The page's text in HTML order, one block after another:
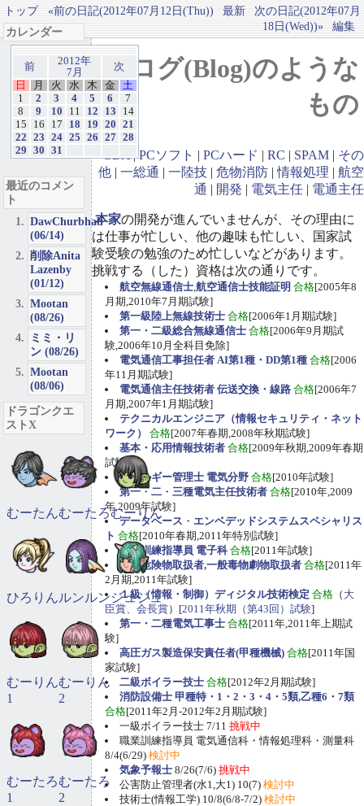
トップ «前の日記(2012年07月12日(Thu)) 最新
次の日記(2012年07月
18日(Wed))»
編集
ブログ(Blog)のような
もの
GBA|PCソフト | PCハード | RC | SPAM | その
他 | 一総通 | 一陸技 | 危物消防 |情報処理 | 航空
通 | 開発 | 電気主任 | 電通主任
本家の開発が進んでいませんが、その理由に
は仕事が忙しい、他の趣味も忙しい、国家試
験受験の勉強のため忙しいなどがあります。
挑戦する（した）資格は次の通りです。
航空無線通信士,航空通信士技能証明 合格[2005年8
月期,2010年7月期試験]
第一級陸上無線技術士 合格[2006年1月期試験]
第一・二級総合無線通信士 合格[2006年9月期試
験,2006年10月全科目免除]
電気通信工事担任者 AI第1種・DD第1種 合格[2006
年11月期試験]
電気通信主任技術者 伝送交換・線路 合格[2006年7
月期,2007年1月期試験]
テクニカルエンジニア（情報セキュリティ・ネット
ワーク）
合格[2007年春期,2008年秋期試験]
基本・応用情報技術者 合格[2009年秋期,2009年春期
試験]
エネルギー管理士 電気分野 合格[2010年試験]
第一・二 ・ 三種電気主任技術者 合格[2010年,2009
年,2009年試験]
データベース ・ エンベデッドシステムスペシャリス
ト 合格[2010年春期,2011年特別試験]
職業訓練指導員 電子科 合格[2011年試験]
甲種危険物取扱者,一般毒物劇物取扱者 合格[2011年
2月期,2011年試験]
１級（情報・制御）ディジタル技術検定 合格 （ 大
臣賞、会長賞）[2011年秋期（第43回）試験]
第一・二種電気工事士 合格[2011年,2011年上期試
験]
高圧ガス製造保安責任者(甲種機械) 合格[2011年国
家試験]
二級ボイラー技士 合格[2012年2月期試験]
消防設備士 甲種特・1・2・3・4・5類,乙種6・7類
合格[2011年2月-2012年2月期試験]
一級ボイラー技士 7/11 挑戦中
職業訓練指導員 電気通信科・情報処理科・測量科
8/4(6/29) 検討中
気象予報士 8/26(7/6) 挑戦中
公害防止管理者(水1,大1) 10(7) 検討中
技術士(情報工学) 10/8(6/8-7/2) 検討中
カレンダー
前
2012年
7月
次
日
月 火 水 木 金
土
1
2 3 4 5 6
7
8
9 10 11 12 13
14
15
16 17 18 19 20
21
22
23 24 25 26 27 28
29
30 31
最近のコメン
ト
DawChurbhab
(06/14)
削除Anita
Lazenby
(01/12)
Mootan
(08/26)
ミミ・リ
ン (08/26)
Mootan
(08/06)
ドラゴンクエ
ストX
むーたんむーたろむーりん
ひろりんルンルンジュジュ
むーりん
1
むーりん
2
むーたろ
1
むーたろ
2